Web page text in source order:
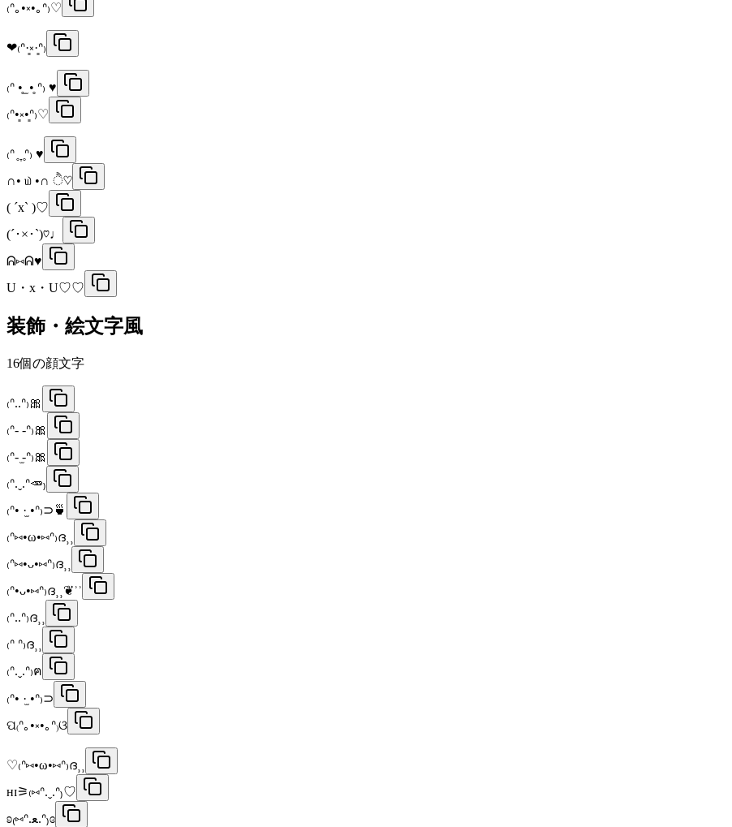
₍ᐢ｡•༝•｡ᐢ₎♡
❤︎₍ᐢ·͈༝·͈ᐢ₎
₍ᐢ •̥ ̫ •̥ ᐢ₎ ♥
₍ᐢ•͈༝•͈ᐢ₎♡
₍ᐢ ̥ ̞ ̥ᐢ₎ ♥
∩• ௰ •∩ ੈ♡
( ´x` )♡
(´･×･`)♡♩
ᕱ⑅ᕱ♥
U・x・U♡♡
装飾・絵文字風
16個の顔文字
₍ᐢ..ᐢ₎🎀
₍ᐢ- -ᐢ₎🎀
₍ᐢ- ̫-ᐢ₎🎀
₍ᐢ.ˬ.ᐢ🥕₎
₍ᐢ• ·̫ •ᐢ₎⊃🍵
₍ᐢ⑅•ω•⑅ᐢ₎ദ⸒⸒
₍ᐢ⑅•ᴗ•⑅ᐢ₎ദ⸒⸒
₍ᐢ•ᴗ•⑅ᐢ₎ദ⸒⸒❦ʾʾ
₍ᐢ..ᐢ₎ദ⸒⸒
₍ᐢ ᐢ₎ദ⸒⸒
₍ᐢ.ˬ.ᐢ₎ฅ
₍ᐢ• ·̫ •ᐢ₎⊃
ପ₍ᐢ｡•༝•｡ᐢ₎ଓ
♡₍ᐢ⑅•ω•⑅ᐢ₎ദ⸒⸒
ʜɪ⚞₍⑅ᐢ.ˬ.ᐢ₎♡
ʚ₍⑅ᐢ.ﻌ.ᐢ₎ɞ